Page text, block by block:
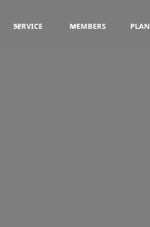
SERVICE MEMBERS PLAN